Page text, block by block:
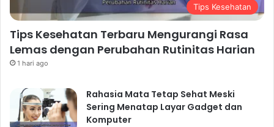
Tips Kesehatan
Tips Kesehatan Terbaru Mengurangi Rasa
Lemas dengan Perubahan Rutinitas Harian
1 hari ago
Rahasia Mata Tetap Sehat Meski
Sering Menatap Layar Gadget dan
Komputer